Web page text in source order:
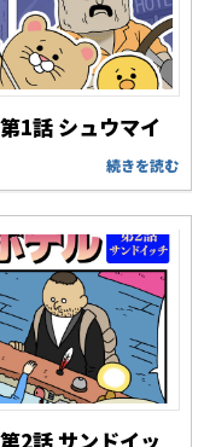
1話 シュウマイ
続きを読む
2話 サンドイッ